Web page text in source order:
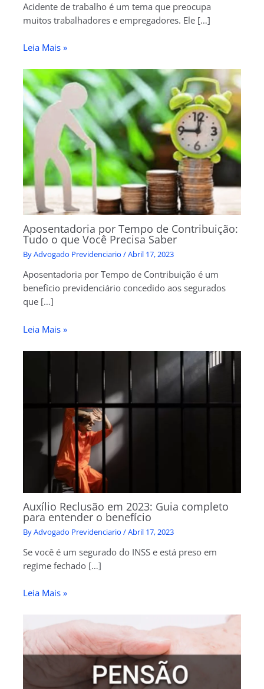
Acidente de trabalho é um tema que preocupa
muitos trabalhadores e empregadores. Ele […]
Leia Mais »
Aposentadoria por Tempo de Contribuição:
Tudo o que Você Precisa Saber
ByAdvogado Previdenciario/Abril 17, 2023
Aposentadoria por Tempo de Contribuição é um
benefício previdenciário concedido aos segurados
que […]
Leia Mais »
Auxílio Reclusão em 2023: Guia completo
para entender o benefício
ByAdvogado Previdenciario/Abril 17, 2023
Se você é um segurado do INSS e está preso em
regime fechado […]
Leia Mais »